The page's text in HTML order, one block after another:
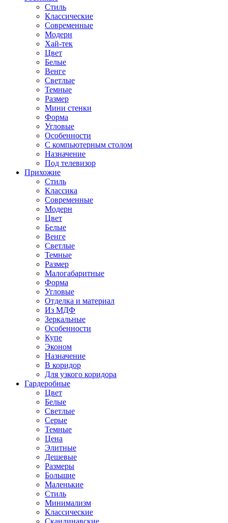
Стиль
Классические
Современные
Модерн
Хай-тек
Цвет
Белые
Венге
Светлые
Темные
Размер
Мини стенки
Форма
Угловые
Особенности
С компьютерным столом
Назначение
Под телевизор
Прихожие
Стиль
Классика
Современные
Модерн
Цвет
Белые
Венге
Светлые
Темные
Размер
Малогабаритные
Форма
Угловые
Отделка и материал
Из МДФ
Зеркальные
Особенности
Купе
Эконом
Назначение
В коридор
Для узкого коридора
Гардеробные
Цвет
Белые
Светлые
Серые
Темные
Цена
Элитные
Дешевые
Размеры
Большие
Маленькие
Стиль
Минимализм
Классические
Скандинавские